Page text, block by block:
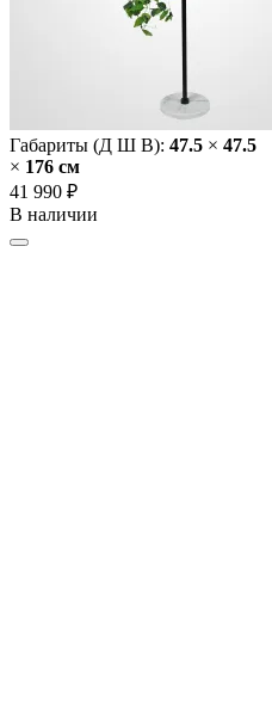
Габариты (Д Ш В): 47.5 × 47.5
× 176 cм
41 990 ₽
В наличии